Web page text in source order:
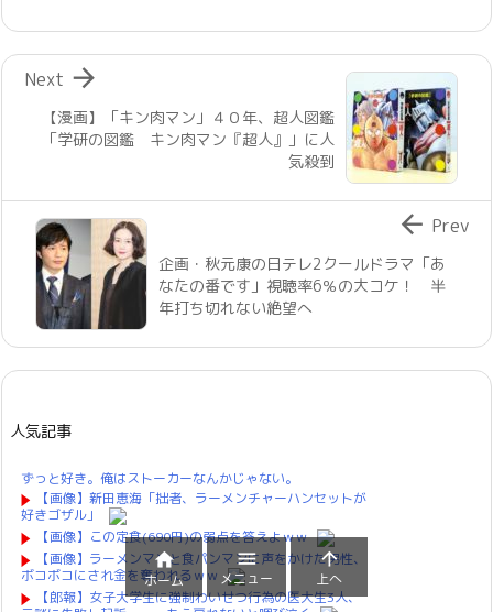
【漫画】「キン肉マン」４０年、超人図鑑
「学研の図鑑 キン肉マン『超人』」に人
気殺到

Next
企画・秋元康の日テレ2クールドラマ「あ
なたの番です」視聴率6％の大コケ！ 半
年打ち切れない絶望へ
 Prev
人気記事
ずっと好き。俺はストーカーなんかじゃない。
【画像】新田恵海「拙者、ラーメンチャーハンセットが
好きゴザル」
【画像】この定食(690円)の弱点を答えよｗｗ
【画像】ラーメンマンと食パンマンに声をかけた男性、
ボコボコにされ金を奪われるｗｗ
【郎報】女子大学生に強制わいせつ行為の医大生3人、

ホーム

メニュー

上へ